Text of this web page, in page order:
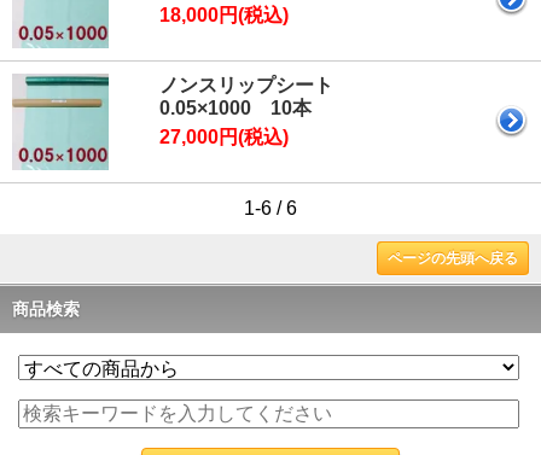
18,000円(税込)
ノンスリップシート
0.05×1000 10本
27,000円(税込)
1-6 / 6
ページの先頭へ戻る
商品検索